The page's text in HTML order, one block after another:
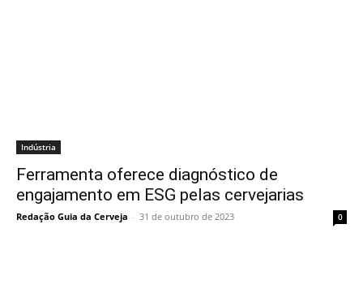
Indústria
Ferramenta oferece diagnóstico de
engajamento em ESG pelas cervejarias
Redação Guia da Cerveja - 31 de outubro de 2023 0